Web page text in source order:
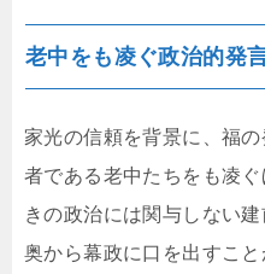
老中をも凌ぐ政治的発
家光の信頼を背景に、福
者である老中たちをも凌
きの政治には関与しない
奥から幕政に口を出すこ